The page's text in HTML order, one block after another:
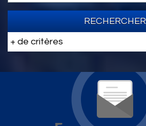
RECHERCHER
+ de critères